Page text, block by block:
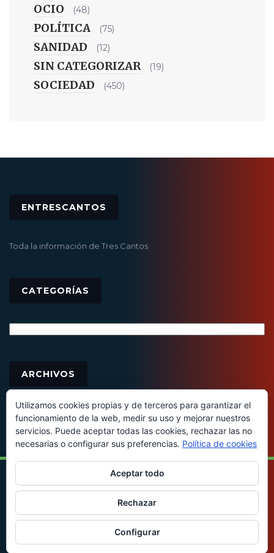
OCIO (48)
POLÍTICA (75)
SANIDAD (12)
SIN CATEGORIZAR (19)
SOCIEDAD (450)
ENTRESCANTOS
Toda la información de Tres Cantos
CATEGORÍAS
ARCHIVOS
© 2016 - Todos los derechos reservados
Utilizamos cookies propias y de terceros para garantizar el
funcionamiento de la web, medir su uso y mejorar nuestros
servicios. Puede aceptar todas las cookies, rechazar las no
necesarias o configurar sus preferencias. Política de cookies
Aceptar todo
Rechazar
Configurar